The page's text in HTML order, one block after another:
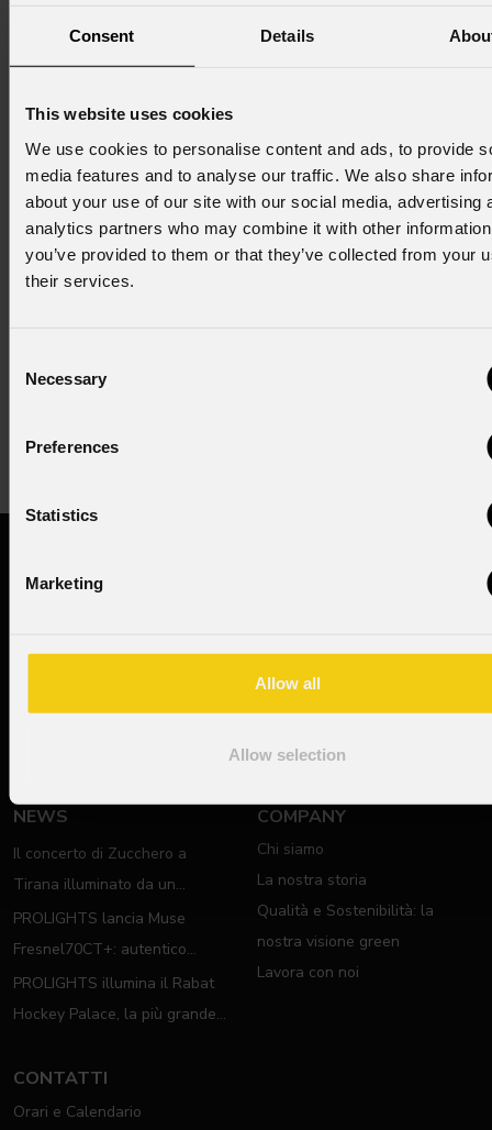
Consent Details
This website uses cookies
We use cookies to personalise content and ads, to provide
media features and to analyse our traffic. We also share
about your use of our site with our social media, advertising
analytics partners who may combine it with other
you’ve provided to them or that they’ve collected from your
their services.
Selection
Necessary
Preferences
Statistics
Marketing
Allow all
Allow selection
L'AetherBox LITE si propone come una soluzione di
vasta gamma di applicazioni, sia per eventi live che per
installazioni fisse di piccole e medie dimensioni.
prolights.it
Teste Mobili
Theatre, Film & Studio
Contattaci
NEWS
Il concerto di Zucchero a
Tirana illuminato da un
completo rig PROLIGHTS
PROLIGHTS lancia Muse
Fresnel70CT+: autentico
moving Fresnel
PROLIGHTS illumina il Rabat
Hockey Palace, la più grande
COMPANY
Chi siamo
La nostra storia
Qualità e Sostenibilità: la
nostra visione green
Lavora con noi
CONTATTI
Orari e Calendario